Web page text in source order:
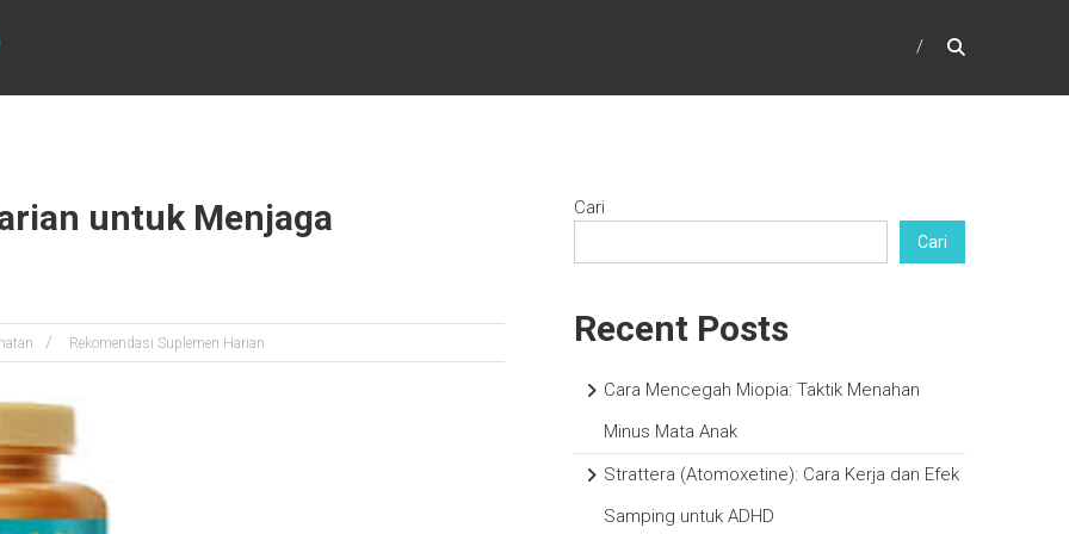
untuk Menjaga
Rekomendasi Suplemen Harian
Cari
Cari
Recent Posts
Cara Mencegah Miopia: Taktik Menahan
Minus Mata Anak
Strattera (Atomoxetine): Cara Kerja dan Efek
Samping untuk ADHD